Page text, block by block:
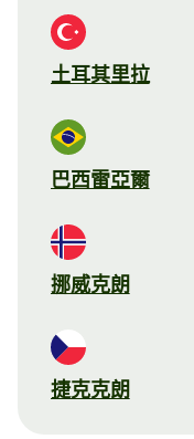
土耳其里拉
巴西雷亞爾
挪威克朗
捷克克朗